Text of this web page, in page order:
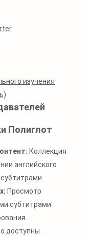
изучения
Полиглот
Коллекция
английского
Просмотр
субтитрами
доступны